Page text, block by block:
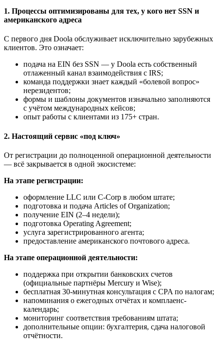
1. Процессы оптимизированы для тех, у кого нет SSN и
американского адреса
С первого дня Doola обслуживает исключительно зарубежных
клиентов. Это означает:
подача на EIN без SSN — у Doola есть собственный
отлаженный канал взаимодействия с IRS;
команда поддержки знает каждый «болевой вопрос»
нерезидентов;
формы и шаблоны документов изначально заполняются
с учётом международных кейсов;
опыт работы с клиентами из 175+ стран.
2. Настоящий сервис «под ключ»
От регистрации до полноценной операционной деятельности
— всё закрывается в одной экосистеме:
На этапе регистрации:
оформление LLC или C-Corp в любом штате;
подготовка и подача Articles of Organization;
получение EIN (2–4 недели);
подготовка Operating Agreement;
услуга зарегистрированного агента;
предоставление американского почтового адреса.
На этапе операционной деятельности:
поддержка при открытии банковских счетов
(официальные партнёры Mercury и Wise);
бесплатная 30-минутная консультация с CPA по налогам;
напоминания о ежегодных отчётах и комплаенс-
календарь;
мониторинг соответствия требованиям штата;
дополнительные опции: бухгалтерия, сдача налоговой
отчётности.